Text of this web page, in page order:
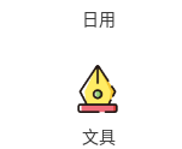
日用
文具